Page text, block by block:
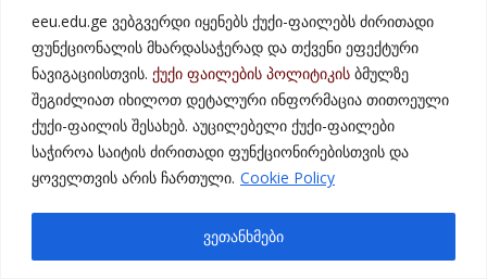
eeu.edu.ge ვებგვერდი იყენებს ქუქი-ფაილებს ძირითადი
ფუნქციონალის მხარდასაჭერად და თქვენი ეფექტური
ნავიგაციისთვის. ქუქი ფაილების პოლიტიკის ბმულზე
შეგიძლიათ იხილოთ დეტალური ინფორმაცია თითოეული
ქუქი-ფაილის შესახებ. აუცილებელი ქუქი-ფაილები
საჭიროა საიტის ძირითადი ფუნქციონირებისთვის და
ყოველთვის არის ჩართული. Cookie Policy
ვეთანხმები
FAQs
პედაგოგის ბაზა - EEU-EL
სტუდენტის ბაზა EEU-EL
საერთაშორისო პარტნიორები